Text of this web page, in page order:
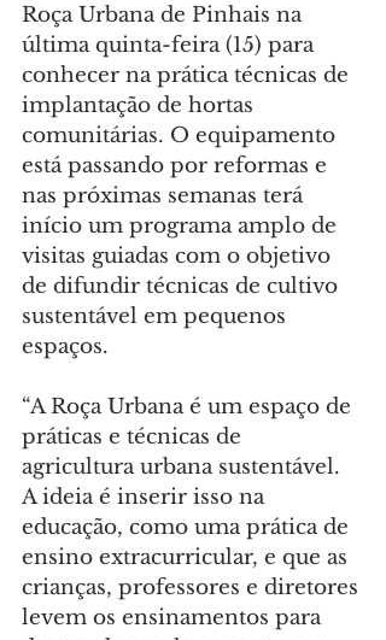
Roça Urbana de Pinhais na
última quinta-feira (15) para
conhecer na prática técnicas de
implantação de hortas
comunitárias. O equipamento
está passando por reformas e
nas próximas semanas terá
início um programa amplo de
visitas guiadas com o objetivo
de difundir técnicas de cultivo
sustentável em pequenos
espaços.
“A Roça Urbana é um espaço de
práticas e técnicas de
agricultura urbana sustentável.
A ideia é inserir isso na
educação, como uma prática de
ensino extracurricular, e que as
crianças, professores e diretores
levem os ensinamentos para